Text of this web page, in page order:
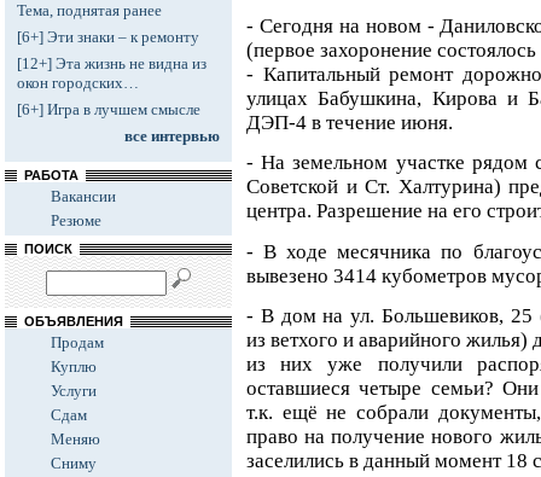
Тема, поднятая ранее
[6+] Эти знаки – к ремонту
[12+] Эта жизнь не видна из
окон городских…
[6+] Игра в лучшем смысле
все интервью
РАБОТА
Вакансии
Резюме
ПОИСК
ОБЪЯВЛЕНИЯ
Продам
Куплю
Услуги
Сдам
Меняю
Сниму
- Сегодня на новом -
(первое захоронение
- Капитальный ремонт
улицах Бабушкина, Кирова и
ДЭП-4 в течение июня.
- На земельном участке рядом
Советской и Ст. Халтурина)
центра. Разрешение на его
- В ходе месячника по
вывезено 3414 кубометров
- В дом на ул. Большевиков, 25
из ветхого и аварийного
из них уже получили
оставшиеся четыре семьи?
т.к. ещё не собрали
право на получение нового
заселились в данный момент 18